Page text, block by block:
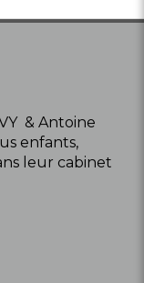
& Antoine
enfants,
leur cabinet